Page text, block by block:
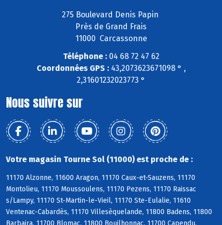
275 Boulevard Denis Papin
Près de Grand Frais
11000 Carcassonne
Téléphone :04 68 72 47 62
Coordonnées GPS :43,2073623671098 ° ,
2,31601232023773 °
Nous suivre sur
Votre magasin Tourne Sol (11000) est proche de :
11170 Alzonne, 11600 Aragon, 11170 Caux-et-Sauzens, 11170
Montolieu, 11170 Moussoulens, 11170 Pezens, 11170 Raissac
s/Lampy, 11170 St-Martin-le-Vieil, 11170 Ste-Eulalie, 11610
Ventenac-Cabardès, 11170 Villesèquelande, 11800 Badens, 11800